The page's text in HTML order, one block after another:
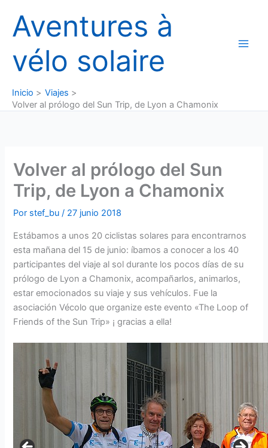
contenido
Aventures à
vélo solaire
Inicio
Viajes
Volver al prólogo del Sun Trip, de Lyon a Chamonix
Volver al prólogo del Sun
Trip, de Lyon a Chamonix
Por stef_bu/ 27 junio 2018
Estábamos a unos 20 ciclistas solares para encontrarnos
esta mañana del 15 de junio: íbamos a conocer a los 40
participantes del viaje al sol durante los pocos días de su
prólogo de Lyon a Chamonix, acompañarlos, animarlos,
estar emocionados su viaje y sus vehículos. Fue la
asociación Vécolo que organize este evento «The Loop of
Friends of the Sun Trip» ¡ gracias a ella!